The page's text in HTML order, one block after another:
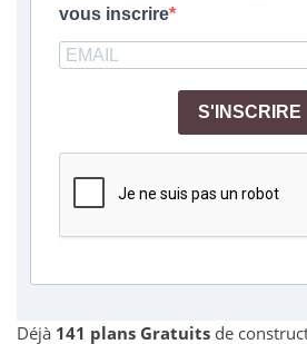
vous inscrire
S'INSCRIRE
Déjà 141 plans Gratuits de